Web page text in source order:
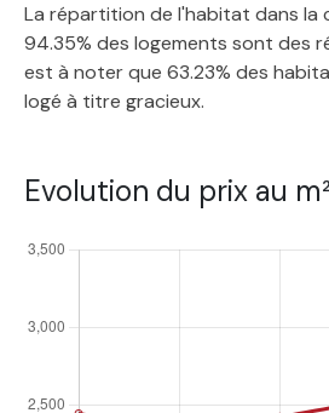
La répartition de l'habitat dans la
94.35% des logements sont des
est à noter que 63.23% des
logé à titre gracieux.
Evolution du prix au